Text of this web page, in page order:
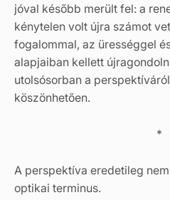
jóval később merült fel: a
kénytelen volt újra számot
fogalommal, az ürességgel
alapjaiban kellett
utolsósorban a
köszönhetően.
*
A perspektíva eredetileg
optikai terminus.